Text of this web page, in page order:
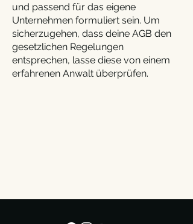
und passend für das eigene
Unternehmen formuliert sein. Um
sicherzugehen, dass deine AGB den
gesetzlichen Regelungen
entsprechen, lasse diese von einem
erfahrenen Anwalt überprüfen.